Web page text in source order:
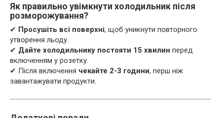
Як правильно увімкнути холодильник після
розморожування?
✔ Просушіть всі поверхні, щоб уникнути повторного
утворення льоду.
✔ Дайте холодильнику постояти 15 хвилин перед
включенням у розетку.
✔ Після включення чекайте 2-3 години, перш ніж
завантажувати продукти.